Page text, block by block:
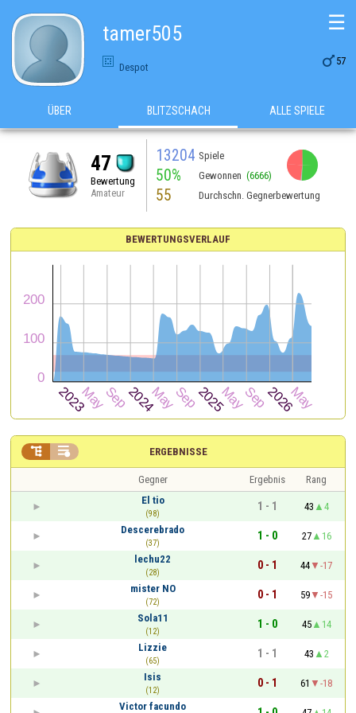
tamer505
Despot  57
☰
ÜBER BLITZSCHACH ALLE SPIELE
47
Bewertung
Amateur
13204 Spiele
50% Gewonnen (6666)
55 Durchschn. Gegnerbewertung
BEWERTUNGSVERLAUF
ERGEBNISSE
 
Gegner Ergebnis
Rang
El tio
(98)
1 - 1 43
4
Descerebrado
(37)
1 - 0 27
16
lechu22
(28)
0 - 1 44
-17
mister NO
(72)
0 - 1 59
-15
Sola11
(12)
1 - 0 45
14
Lizzie
(65)
1 - 1 43
2
Isis
(12)
0 - 1 61
-18
Victor facundo